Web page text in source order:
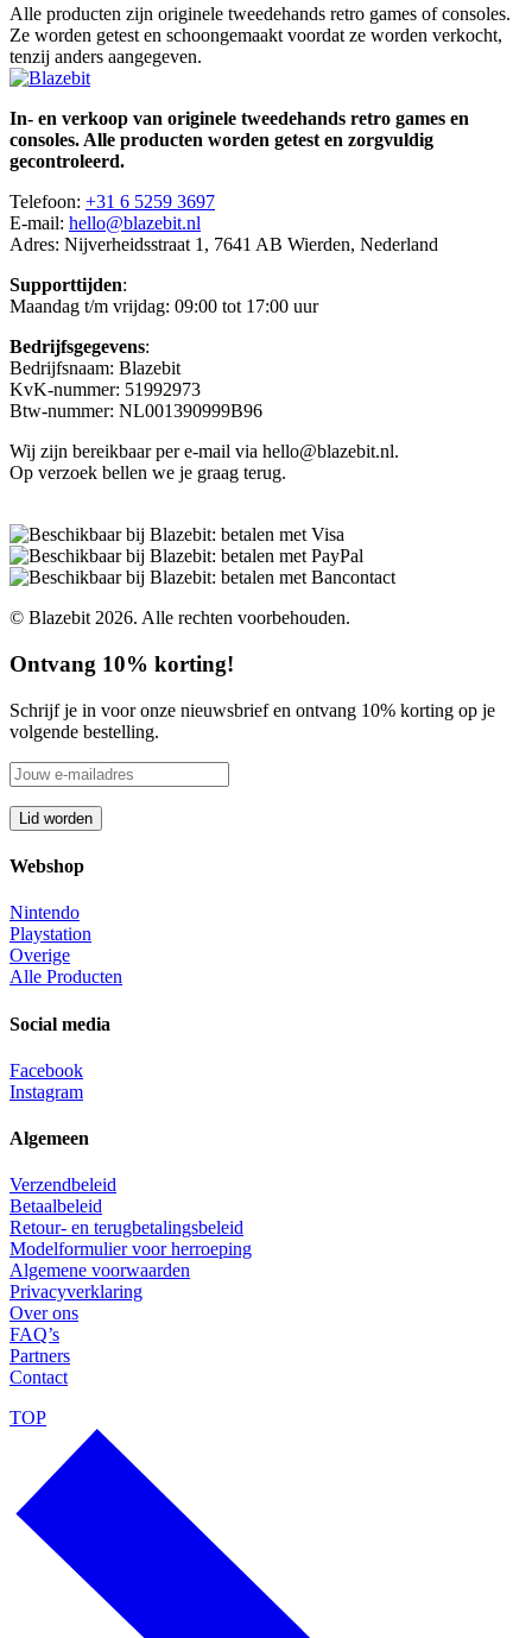
Alle producten zijn originele tweedehands retro games of consoles.
Ze worden getest en schoongemaakt voordat ze worden verkocht,
tenzij anders aangegeven.
In- en verkoop van originele tweedehands retro games en
consoles. Alle producten worden getest en zorgvuldig
gecontroleerd.
Telefoon: +31 6 5259 3697
E-mail: hello@blazebit.nl
Adres: Nijverheidsstraat 1, 7641 AB Wierden, Nederland
Supporttijden:
Maandag t/m vrijdag: 09:00 tot 17:00 uur
Bedrijfsgegevens:
Bedrijfsnaam: Blazebit
KvK-nummer: 51992973
Btw-nummer: NL001390999B96
Wij zijn bereikbaar per e-mail via hello@blazebit.nl.
Op verzoek bellen we je graag terug.
© Blazebit 2026. Alle rechten voorbehouden.
Ontvang 10% korting!
Schrijf je in voor onze nieuwsbrief en ontvang 10% korting op je
volgende bestelling.
Webshop
Nintendo
Playstation
Overige
Alle Producten
Social media
Facebook
Instagram
Algemeen
Verzendbeleid
Betaalbeleid
Retour- en terugbetalingsbeleid
Modelformulier voor herroeping
Algemene voorwaarden
Privacyverklaring
Over ons
FAQ’s
Partners
Contact
TOP